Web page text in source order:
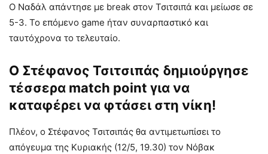
Ο Ναδάλ απάντησε με break στον Τσιτσιπά και μείωσε σε
5-3. Το επόμενο game ήταν συναρπαστικό και
ταυτόχρονα το τελευταίο.
Ο Στέφανος Τσιτσιπάς δημιούργησε
τέσσερα match point για να
καταφέρει να φτάσει στη νίκη!
Πλέον, ο Στέφανος Τσιτσιπάς θα αντιμετωπίσει το
απόγευμα της Κυριακής (12/5, 19.30) τον Νόβακ